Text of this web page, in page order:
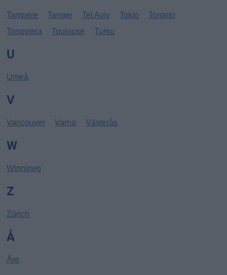
Tampere Tanger Tel Aviv Tokio
Toronto
Torrevieja
Toulouse Turku
U
Umeå
V
Vancouver Varna Västerås
W
Winnipeg
Z
Zürich
Å
Åre